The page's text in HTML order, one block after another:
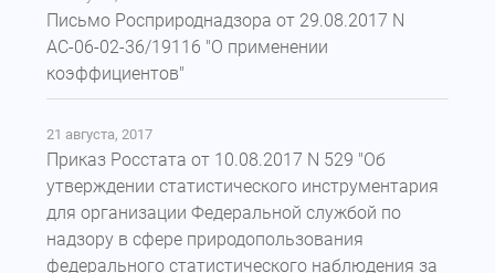
Письмо Росприроднадзора от 29.08.2017 N
АС-06-02-36/19116 "О применении
коэффициентов"
21 августа, 2017
Приказ Росстата от 10.08.2017 N 529 "Об
утверждении статистического инструментария
для организации Федеральной службой по
надзору в сфере природопользования
федерального статистического наблюдения за